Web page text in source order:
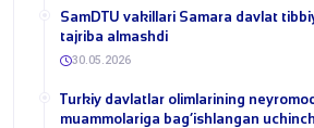
SamDTU vakillari Samara davlat
tajriba almashdi
30.05.2026
​Turkiy davlatlar olimlarining
muammolariga bag‘ishlangan